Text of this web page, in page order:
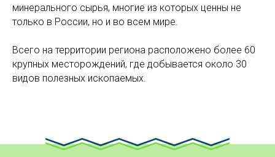
минерального сырья, многие из которых ценны не
только в России, но и во всем мире.
Всего на территории региона расположено более 60
крупных месторождений, где добывается около 30
видов полезных ископаемых.